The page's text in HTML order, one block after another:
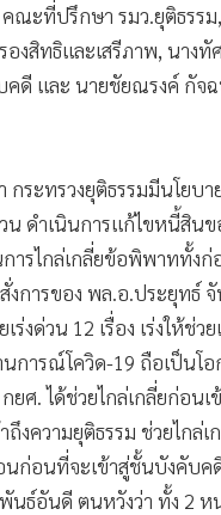
ณะที่ปรึกษา รมว.ยุติธรรม
งสิทธิและเสรีภาพ, นางทั
คดี และ นายชัยณรงค์ กัจ
กระทรวงยุติธรรมมีนโยบ
ดำเนินการแก้ไขหนี้สินข
ารไกล่เกลี่ยข้อพิพาททั้งก่
งการของ พล.อ.ประยุทธ์
ร่งด่วน 12 เรื่อง เร่งให้ช่ว
การณ์โควิด-19 ถือเป็นโ
ยศ. ได้ช่วยไกล่เกลี่ยก่อนเ
ถึงความยุติธรรม ช่วยไกล่
ก่อนที่จะเข้าสู่ชั้นบังคับค
นธ์อันดี ตนหวังว่า ทั้ง 2 ห